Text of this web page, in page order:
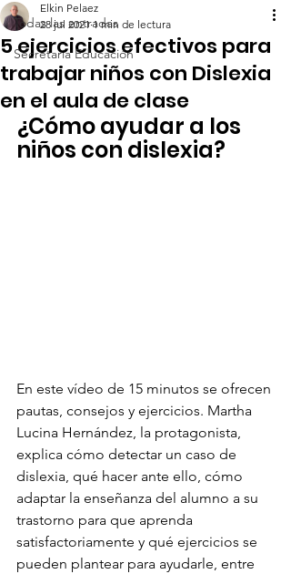
Todas las entradas
Secretaria Educación
5 ejercicios efectivos para
trabajar niños con Dislexia
en el aula de clase
Elkin Pelaez
28 jul 2021 1 min de lectura
¿Cómo ayudar a los
niños con dislexia?
En este vídeo de 15 minutos se ofrecen
pautas, consejos y ejercicios. Martha
Lucina Hernández, la protagonista,
explica cómo detectar un caso de
dislexia, qué hacer ante ello, cómo
adaptar la enseñanza del alumno a su
trastorno para que aprenda
satisfactoriamente y qué ejercicios se
pueden plantear para ayudarle, entre